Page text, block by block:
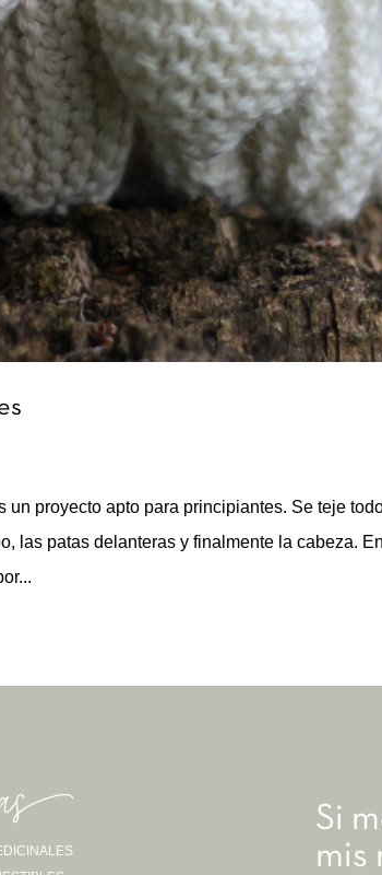
proyecto apto para principiantes. Se teje
las patas delanteras y finalmente la cabeza.
Si
mis